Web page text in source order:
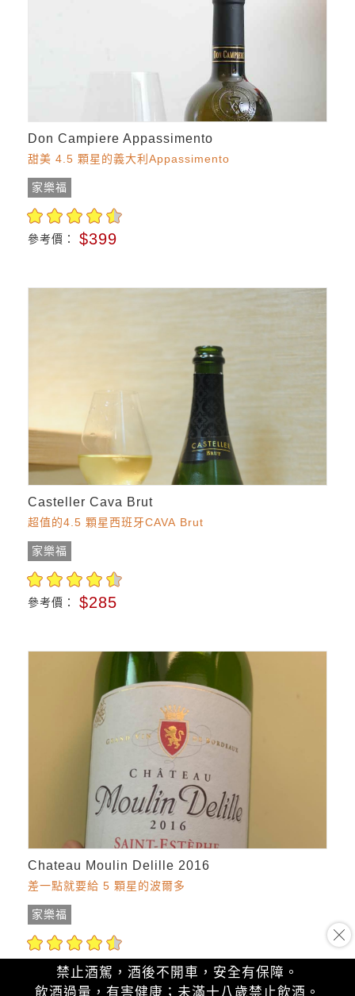
Don Campiere Appassimento
甜美 4.5 顆星的義大利Appassimento
家樂福
參考價： $399
Casteller Cava Brut
超值的4.5 顆星西班牙CAVA Brut
家樂福
參考價： $285
Chateau Moulin Delille 2016
差一點就要給 5 顆星的波爾多
家樂福
參考價： $360
禁止酒駕，酒後不開車，安全有保障。
飲酒過量，有害健康；未滿十八歲禁止飲酒。